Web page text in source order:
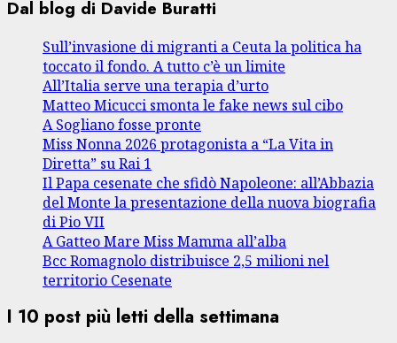
Dal blog di Davide Buratti
Sull’invasione di migranti a Ceuta la politica ha
toccato il fondo. A tutto c’è un limite
All’Italia serve una terapia d’urto
Matteo Micucci smonta le fake news sul cibo
A Sogliano fosse pronte
Miss Nonna 2026 protagonista a “La Vita in
Diretta” su Rai 1
Il Papa cesenate che sfidò Napoleone: all’Abbazia
del Monte la presentazione della nuova biografia
di Pio VII
A Gatteo Mare Miss Mamma all’alba
Bcc Romagnolo distribuisce 2,5 milioni nel
territorio Cesenate
I 10 post più letti della settimana